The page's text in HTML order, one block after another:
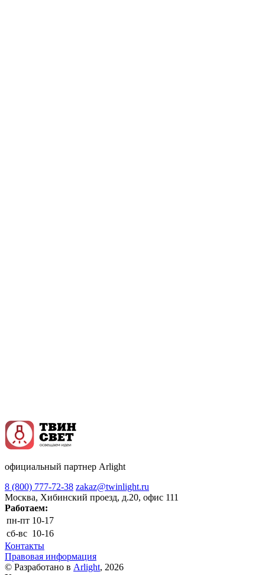
официальный партнер Arlight
8 (800) 777-72-38 zakaz@twinlight.ru
Москва, Хибинский проезд, д.20, офис 111
Работаем:
пн-пт 10-17
сб-вс 10-16
Контакты
Правовая информация
© Разработано в Arlight, 2026